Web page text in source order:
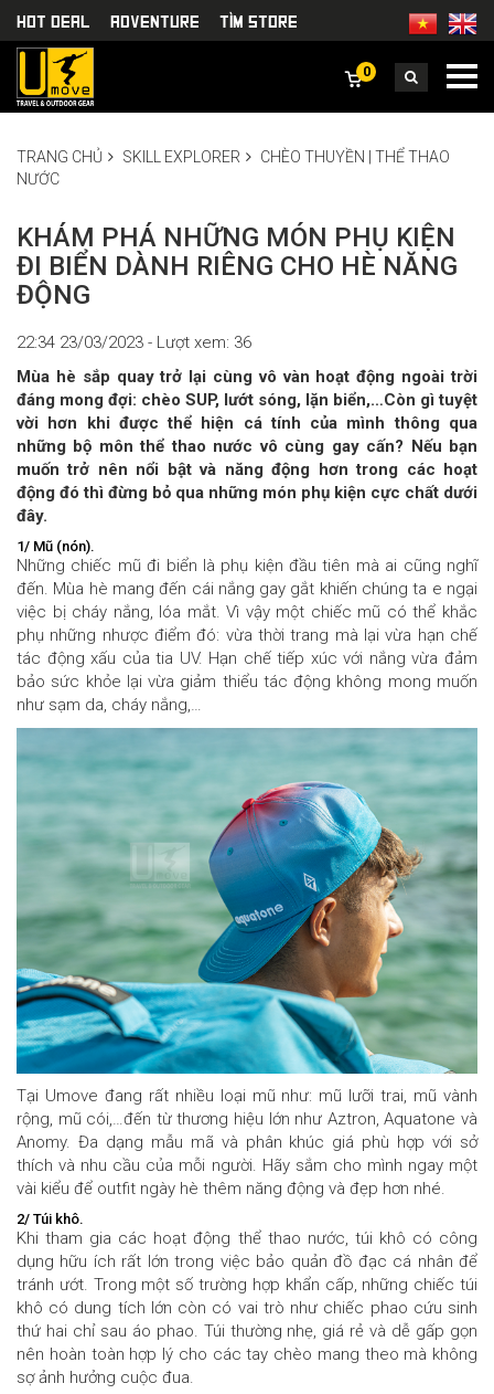
HOT DEAL Adventure TÌm Store
0
TRANG CHỦ SKILL EXPLORER
CHÈO THUYỀN | THỂ THAO
NƯỚC
KHÁM PHÁ NHỮNG MÓN PHỤ KIỆN
ĐI BIỂN DÀNH RIÊNG CHO HÈ NĂNG
ĐỘNG
22:34 23/03/2023 - Lượt xem: 36
Mùa hè sắp quay trở lại cùng vô vàn hoạt động ngoài trời
đáng mong đợi: chèo SUP, lướt sóng, lặn biển,…Còn gì tuyệt
vời hơn khi được thể hiện cá tính của mình thông qua
những bộ môn thể thao nước vô cùng gay cấn? Nếu bạn
muốn trở nên nổi bật và năng động hơn trong các hoạt
động đó thì đừng bỏ qua những món phụ kiện cực chất dưới
đây.
1/ Mũ (nón).
Những chiếc mũ đi biển là phụ kiện đầu tiên mà ai cũng nghĩ
đến. Mùa hè mang đến cái nắng gay gắt khiến chúng ta e ngại
việc bị cháy nắng, lóa mắt. Vì vậy một chiếc mũ có thể khắc
phụ những nhược điểm đó: vừa thời trang mà lại vừa hạn chế
tác động xấu của tia UV. Hạn chế tiếp xúc với nắng vừa đảm
bảo sức khỏe lại vừa giảm thiểu tác động không mong muốn
như sạm da, cháy nắng,…
Tại Umove đang rất nhiều loại mũ như: mũ lưỡi trai, mũ vành
rộng, mũ cói,…đến từ thương hiệu lớn như Aztron, Aquatone và
Anomy. Đa dạng mẫu mã và phân khúc giá phù hợp với sở
thích và nhu cầu của mỗi người. Hãy sắm cho mình ngay một
vài kiểu để outfit ngày hè thêm năng động và đẹp hơn nhé.
2/ Túi khô.
Khi tham gia các hoạt động thể thao nước, túi khô có công
dụng hữu ích rất lớn trong việc bảo quản đồ đạc cá nhân để
tránh ướt. Trong một số trường hợp khẩn cấp, những chiếc túi
khô có dung tích lớn còn có vai trò như chiếc phao cứu sinh
thứ hai chỉ sau áo phao. Túi thường nhẹ, giá rẻ và dễ gấp gọn
nên hoàn toàn hợp lý cho các tay chèo mang theo mà không
sợ ảnh hưởng cuộc đua.